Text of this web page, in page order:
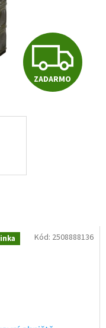
Z
A
R
ZADARMO
Kód: 2508888136